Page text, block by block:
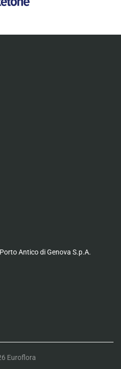
Antico di Genova S.p.A.
Euroflora